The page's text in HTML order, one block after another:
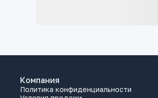
Компания
Политика конфиденциальности